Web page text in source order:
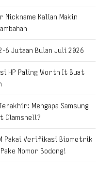
Nickname Kalian Makin
6 Jutaan Bulan Juli 2026
HP Paling Worth It Buat
Mengapa Samsung
Clamshell?
Pakai Verifikasi Biometrik
Nomor Bodong!